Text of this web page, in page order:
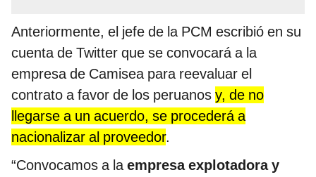
Anteriormente, el jefe de la PCM escribió en su
cuenta de Twitter que se convocará a la
empresa de Camisea para reevaluar el
contrato a favor de los peruanos y, de no
llegarse a un acuerdo, se procederá a
nacionalizar al proveedor.
“Convocamos a laempresa explotadora y